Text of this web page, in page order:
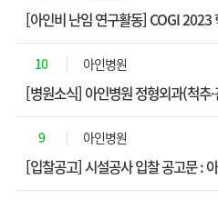
[아인비 난임 연구활동] COGI 2023
배양 후 형성된 포배기 동결배아 이
10
[병원소식] 아인병원 정형외과(척추
(12/01~)
아인병원
9
[입찰공고] 시설공사 입찰 공고문 :
시설공사(11/03~)
아인병원